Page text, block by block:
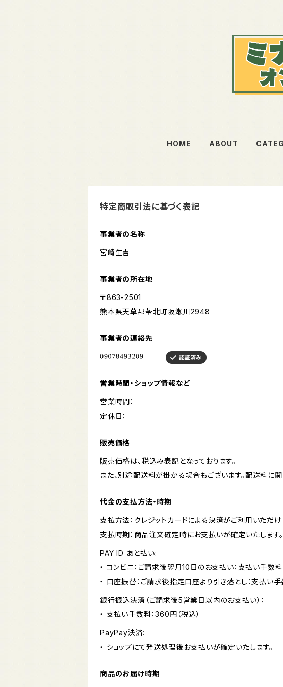
HOME ABOUT
特定商取引法に基づく表記
事業者の名称
宮崎生吉
事業者の所在地
〒863-2501
熊本県天草郡苓北町坂瀬川2948
事業者の連絡先
営業時間・ショップ情報など
営業時間：
定休日：
販売価格
販売価格は、税込み表記となっております。
また、別途配送料が掛かる場合もございます。配送料に
代金の支払方法・時期
支払方法：クレジットカードによる決済がご利用いただけ
支払時期：商品注文確定時にお支払いが確定いたします。
PAY ID あと払い:
・ コンビニ：ご請求後翌月10日のお支払い：支払い手数料
・ 口座振替：ご請求後指定口座より引き落とし：支払い手
銀行振込決済（ご請求後5営業日以内のお支払い）：
・ 支払い手数料：360円（税込）
PayPay決済:
・ ショップにて発送処理後お支払いが確定いたします。
商品のお届け時期